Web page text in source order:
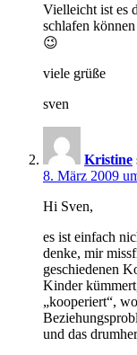
Vielleicht ist es
schlafen
😉
viele grüße
sven
Kristine
8. März 2009
Hi Sven,
es ist einfach
denke, mir
geschiedenen
Kinder
„kooperiert“,
und das